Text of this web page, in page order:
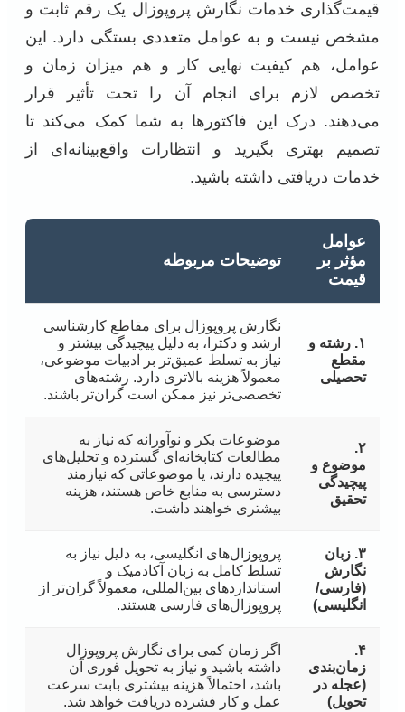
قیمت‌گذاری خدمات نگارش پروپوزال یک رقم ثابت و
مشخص نیست و به عوامل متعددی بستگی دارد. این
عوامل، هم کیفیت نهایی کار و هم میزان زمان و
تخصص لازم برای انجام آن را تحت تأثیر قرار
می‌دهند. درک این فاکتورها به شما کمک می‌کند تا
تصمیم بهتری بگیرید و انتظارات واقع‌بینانه‌ای از
خدمات دریافتی داشته باشید.
عوامل
مؤثر بر
قیمت
توضیحات مربوطه
۱. رشته و
مقطع
تحصیلی
نگارش پروپوزال برای مقاطع کارشناسی
ارشد و دکترا، به دلیل پیچیدگی بیشتر و
نیاز به تسلط عمیق‌تر بر ادبیات موضوعی،
معمولاً هزینه بالاتری دارد. رشته‌های
تخصصی‌تر نیز ممکن است گران‌تر باشند.
۲.
موضوع و
پیچیدگی
تحقیق
موضوعات بکر و نوآورانه که نیاز به
مطالعات کتابخانه‌ای گسترده و تحلیل‌های
پیچیده دارند، یا موضوعاتی که نیازمند
دسترسی به منابع خاص هستند، هزینه
بیشتری خواهند داشت.
۳. زبان
نگارش
(فارسی/
انگلیسی)
پروپوزال‌های انگلیسی، به دلیل نیاز به
تسلط کامل به زبان آکادمیک و
استانداردهای بین‌المللی، معمولاً گران‌تر از
پروپوزال‌های فارسی هستند.
۴.
زمان‌بندی
(عجله در
تحویل)
اگر زمان کمی برای نگارش پروپوزال
داشته باشید و نیاز به تحویل فوری آن
باشد، احتمالاً هزینه بیشتری بابت سرعت
عمل و کار فشرده دریافت خواهد شد.